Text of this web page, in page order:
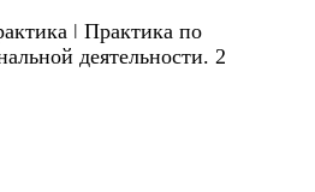
ǀ Практика по
деятельности. 2